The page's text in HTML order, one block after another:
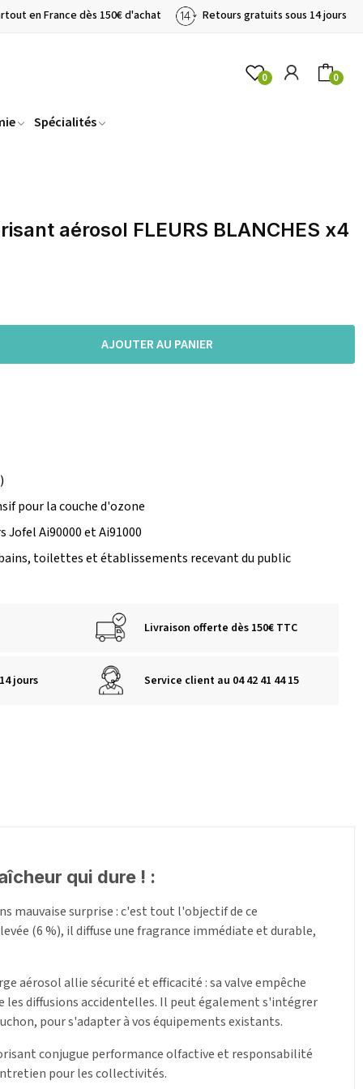
en France dès 150€ d'achat Retours gratuits sous 14 jours
0 0
Spécialités
aérosol FLEURS BLANCHES x4
AJOUTER AU PANIER
pour la couche d'ozone
Ai90000 et Ai91000
toilettes et établissements recevant du public
Livraison offerte dès 150€ TTC
jours Service client au 04 42 41 44 15
qui dure ! :
mauvaise surprise : c'est tout l'objectif de ce
(6 %), il diffuse une fragrance immédiate et durable,
aérosol allie sécurité et efficacité : sa valve empêche
diffusions accidentelles. Il peut également s'intégrer
pour s'adapter à vos équipements existants.
conjugue performance olfactive et responsabilité
pour les collectivités.